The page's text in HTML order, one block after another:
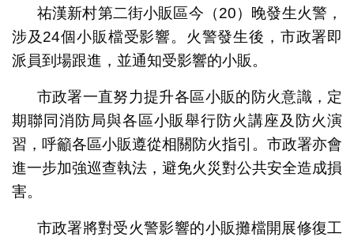
祐漢新村第二街小販區今（20）晚發生火警，
涉及24個小販檔受影響。火警發生後，市政署即
派員到場跟進，並通知受影響的小販。
市政署一直努力提升各區小販的防火意識，定
期聯同消防局與各區小販舉行防火講座及防火演
習，呼籲各區小販遵從相關防火指引。市政署亦會
進一步加強巡查執法，避免火災對公共安全造成損
害。
市政署將對受火警影響的小販攤檔開展修復工